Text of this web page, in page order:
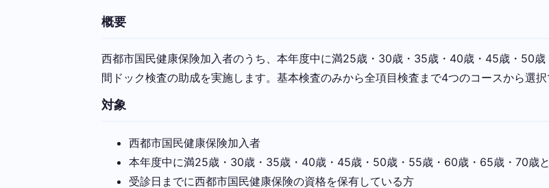
概要
西都市国民健康保険加入者のうち、本年度中に満25歳・30歳・35歳・40歳・45歳・50
間ドック検査の助成を実施します。基本検査のみから全項目検査まで4つのコースから選
対象
西都市国民健康保険加入者
本年度中に満25歳・30歳・35歳・40歳・45歳・50歳・55歳・60歳・65歳・70歳
受診日までに西都市国民健康保険の資格を保有している方